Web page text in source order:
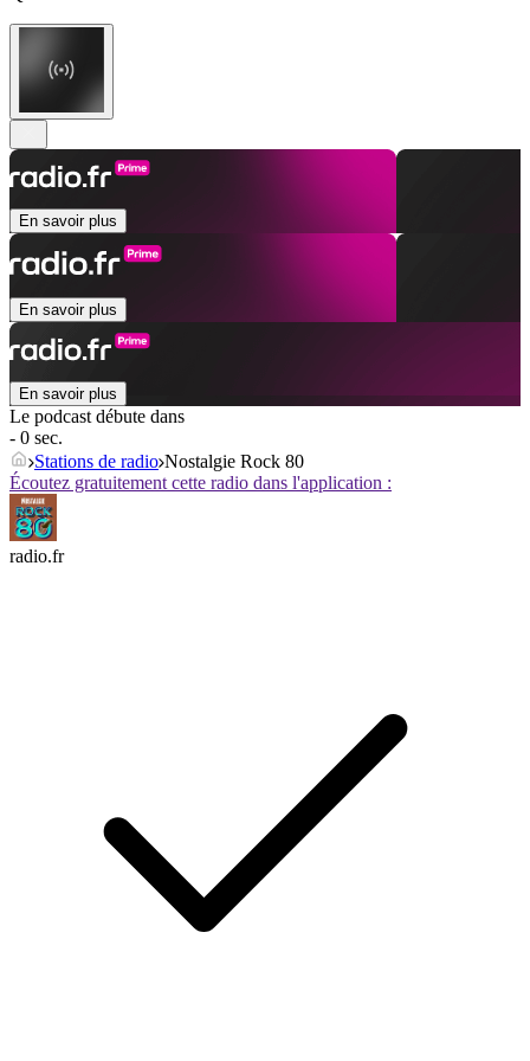
En savoir plus
En savoir plus
En savoir plus
Le podcast débute dans
- 0 sec.
Stations de radio Nostalgie Rock 80
Écoutez gratuitement cette radio dans l'application :
radio.fr